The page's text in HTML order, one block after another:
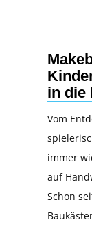
in die
Vom
immer
auf
Schon